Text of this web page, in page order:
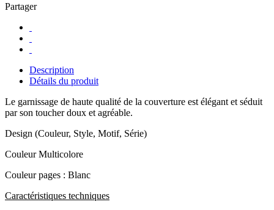
Partager
Description
Détails du produit
Le garnissage de haute qualité de la couverture est élégant et séduit
par son toucher doux et agréable.
Design (Couleur, Style, Motif, Série)
Couleur Multicolore
Couleur pages : Blanc
Caractéristiques techniques